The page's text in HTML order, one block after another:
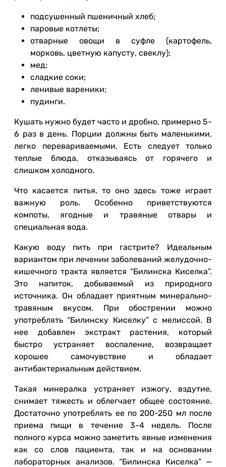
подсушенный пшеничный хлеб;
паровые котлеты;
отварные овощи в суфле (картофель,
морковь, цветную капусту, свеклу);
мед;
сладкие соки;
ленивые вареники;
пудинги.
Кушать нужно будет часто и дробно, примерно 5-
6 раз в день. Порции должны быть маленькими,
легко перевариваемыми. Есть следует только
теплые блюда, отказываясь от горячего и
слишком холодного.
Что касается питья, то оно здесь тоже играет
важную роль. Особенно приветствуются
компоты, ягодные и травяные отвары и
специальная вода.
Какую воду пить при гастрите? Идеальным
вариантом при лечении заболеваний желудочно-
кишечного тракта является “Билинска Киселка”.
Это напиток, добываемый из природного
источника. Он обладает приятным минерально-
травяным вкусом. При обострении можно
употреблять “Билинску Киселку” с мелиссой. В
нее добавлен экстракт растения, который
быстро устраняет воспаление, возвращает
хорошее самочувствие и обладает
антибактериальным действием.
Такая минералка устраняет изжогу, вздутие,
снимает тяжесть и облегчает общее состояние.
Достаточно употреблять ее по 200-250 мл после
приема пищи в течение 3-4 недель. После
полного курса можно заметить явные изменения
как со слов пациента, так и на основании
лабораторных анализов. “Билинска Киселка” —